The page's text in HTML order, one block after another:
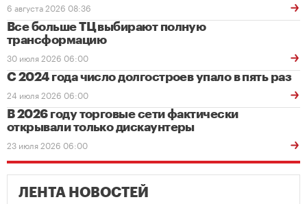
6 августа 2026 08:36
Все больше ТЦ выбирают полную
трансформацию
30 июля 2026 06:00
С 2024 года число долгостроев упало в пять раз
24 июля 2026 06:00
В 2026 году торговые сети фактически
открывали только дискаунтеры
23 июля 2026 06:00
ЛЕНТА НОВОСТЕЙ